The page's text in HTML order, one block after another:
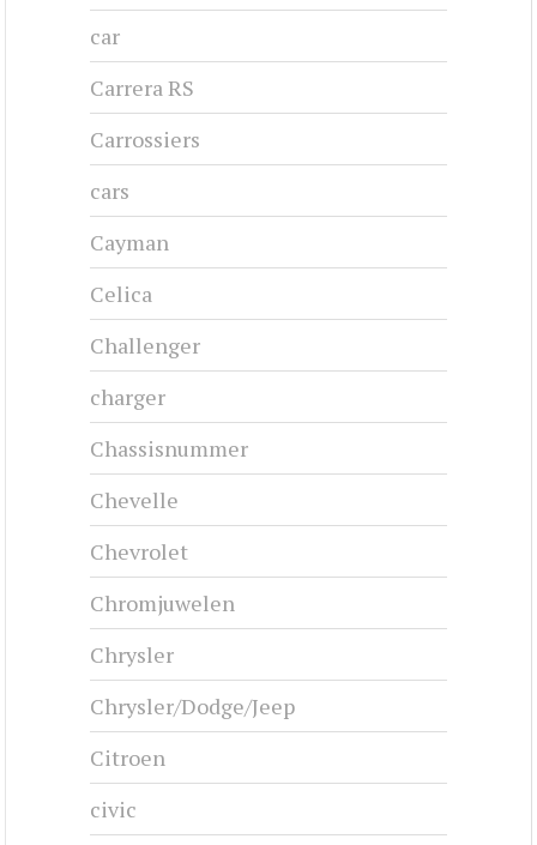
car
Carrera RS
Carrossiers
cars
Cayman
Celica
Challenger
charger
Chassisnummer
Chevelle
Chevrolet
Chromjuwelen
Chrysler
Chrysler/Dodge/Jeep
Citroen
civic